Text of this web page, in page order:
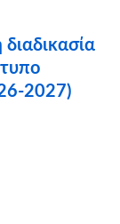
2027)